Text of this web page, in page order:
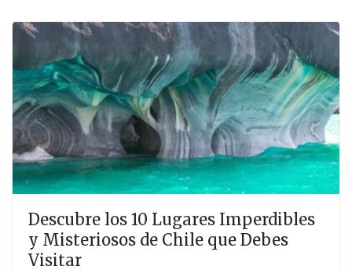
Descubre los 10 Lugares Imperdibles
y Misteriosos de Chile que Debes
Visitar